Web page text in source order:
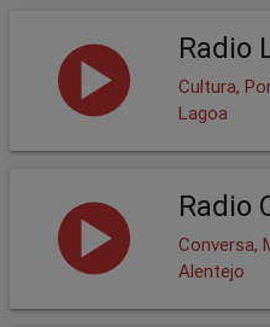
Radio
Cultura,
Lagoa
Radio
Conversa,
Alentejo